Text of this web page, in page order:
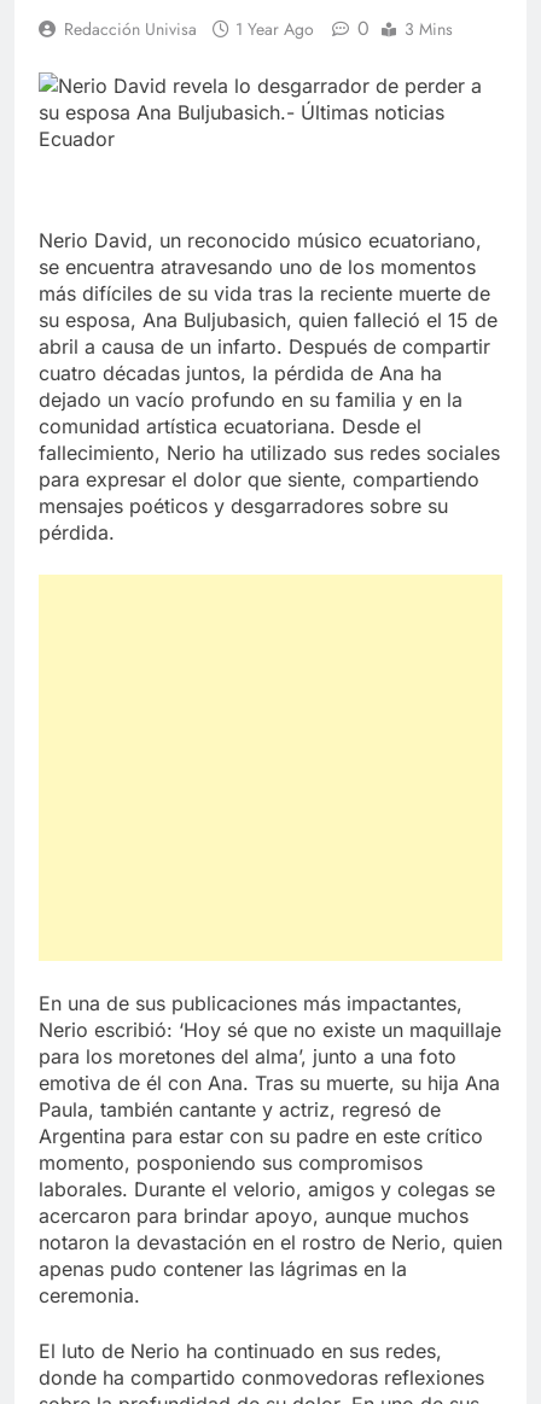
Redacción Univisa 1 Year Ago 0 3 Mins
Nerio David, un reconocido músico ecuatoriano,
se encuentra atravesando uno de los momentos
más difíciles de su vida tras la reciente muerte de
su esposa, Ana Buljubasich, quien falleció el 15 de
abril a causa de un infarto. Después de compartir
cuatro décadas juntos, la pérdida de Ana ha
dejado un vacío profundo en su familia y en la
comunidad artística ecuatoriana. Desde el
fallecimiento, Nerio ha utilizado sus redes sociales
para expresar el dolor que siente, compartiendo
mensajes poéticos y desgarradores sobre su
pérdida.
En una de sus publicaciones más impactantes,
Nerio escribió: ‘Hoy sé que no existe un maquillaje
para los moretones del alma’, junto a una foto
emotiva de él con Ana. Tras su muerte, su hija Ana
Paula, también cantante y actriz, regresó de
Argentina para estar con su padre en este crítico
momento, posponiendo sus compromisos
laborales. Durante el velorio, amigos y colegas se
acercaron para brindar apoyo, aunque muchos
notaron la devastación en el rostro de Nerio, quien
apenas pudo contener las lágrimas en la
ceremonia.
El luto de Nerio ha continuado en sus redes,
donde ha compartido conmovedoras reflexiones